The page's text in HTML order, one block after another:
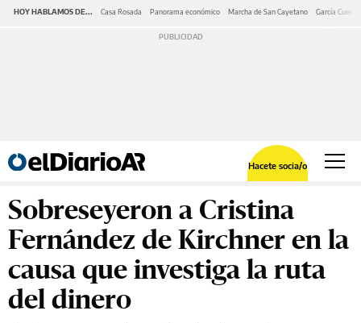
HOY HABLAMOS DE... Casa Rosada Panorama económico Marcha de San Cayetano García Cuerva
Hacete socia/o
Sobreseyeron a Cristina
Fernández de Kirchner en la
causa que investiga la ruta
del dinero